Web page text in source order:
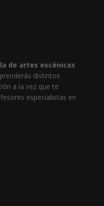
de artes escénicas
distintos
a la vez que te
especialistas en